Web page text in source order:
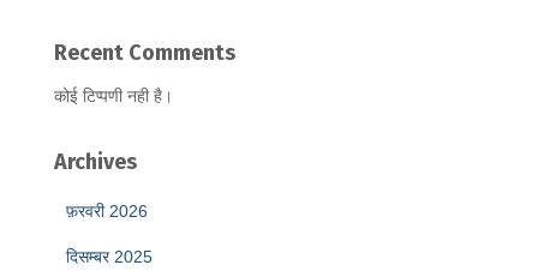
Recent Comments
कोई टिप्पणी नही है।
Archives
फ़रवरी 2026
दिसम्बर 2025